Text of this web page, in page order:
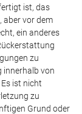
ist, das
aber vor dem
ein anderes
zu
innerhalb von
ist nicht
zu
Grund oder